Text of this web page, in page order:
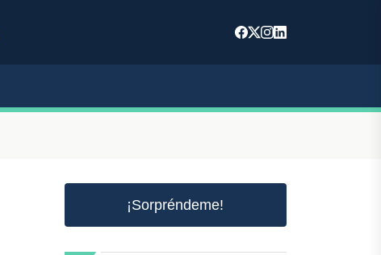
¡Sorpréndeme!